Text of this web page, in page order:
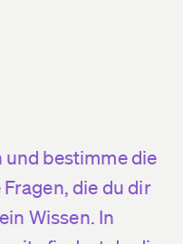
und bestimme die
die du dir
Wissen. In